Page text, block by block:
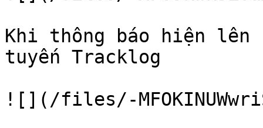
Khi thông báo hiện lên
tuyến Tracklog
![](/files/-